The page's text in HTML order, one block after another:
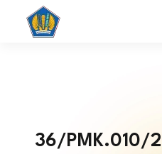
36/PMK.010/